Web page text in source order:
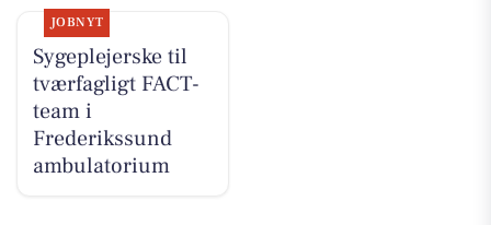
JOBNYT
Sygeplejerske til
tværfagligt FACT-
team i
Frederikssund
ambulatorium